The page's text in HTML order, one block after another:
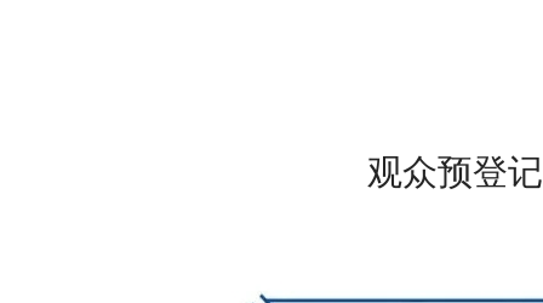
观众预登记